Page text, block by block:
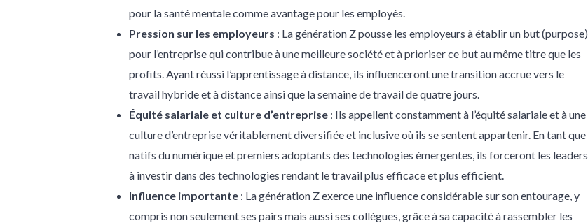
pour la santé mentale comme avantage pour les employés.
Pression sur les employeurs : La génération Z pousse les employeurs à établir un but (purpose)
pour l’entreprise qui contribue à une meilleure société et à prioriser ce but au même titre que les
profits. Ayant réussi l’apprentissage à distance, ils influenceront une transition accrue vers le
travail hybride et à distance ainsi que la semaine de travail de quatre jours.
Équité salariale et culture d’entreprise : Ils appellent constamment à l’équité salariale et à une
culture d’entreprise véritablement diversifiée et inclusive où ils se sentent appartenir. En tant que
natifs du numérique et premiers adoptants des technologies émergentes, ils forceront les leaders
à investir dans des technologies rendant le travail plus efficace et plus efficient.
Influence importante : La génération Z exerce une influence considérable sur son entourage, y
compris non seulement ses pairs mais aussi ses collègues, grâce à sa capacité à rassembler les